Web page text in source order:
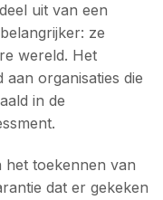
uit van een
ze
wereld. Het
organisaties die
in de
het toekennen van
dat er gekeken